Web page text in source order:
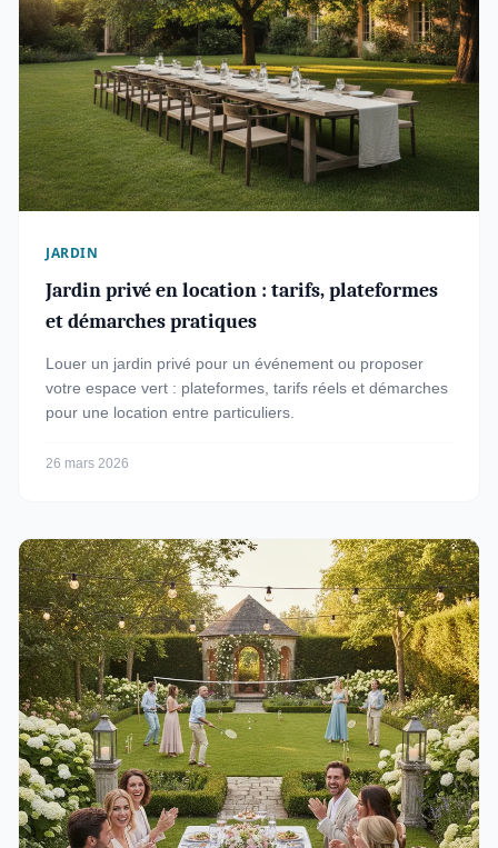
JARDIN
Jardin privé en location : tarifs, plateformes
et démarches pratiques
Louer un jardin privé pour un événement ou proposer
votre espace vert : plateformes, tarifs réels et démarches
pour une location entre particuliers.
26 mars 2026